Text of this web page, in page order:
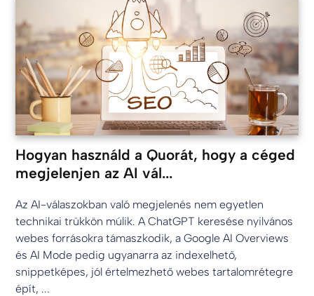
Hogyan használd a Quorát, hogy a céged
megjelenjen az AI vál...
Az AI-válaszokban való megjelenés nem egyetlen
technikai trükkön múlik. A ChatGPT keresése nyilvános
webes forrásokra támaszkodik, a Google AI Overviews
és AI Mode pedig ugyanarra az indexelhető,
snippetképes, jól értelmezhető webes tartalomrétegre
épít, ...